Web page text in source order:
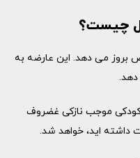
چیست؟
بروز می دهد. این عارضه به
کودکی موجب نازکی غضروف
داشته اید، خواهد شد.